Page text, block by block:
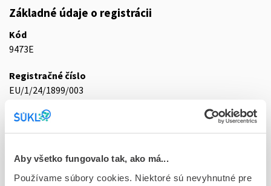
Aby všetko fungovalo tak, ako má...
Používame súbory cookies. Niektoré sú nevyhnutné pre
Základné údaje o registrácii
Kód
9473E
Registračné číslo
EU/1/24/1899/003
Doplnok
sol ijf 1x0,5 ml/30 MU (striek.inj.napl.skl.)
Stav
E - EU registrácia